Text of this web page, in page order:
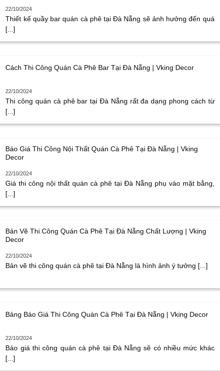
22/10/2024
Thiết kế quầy bar quán cà phê tại Đà Nẵng sẽ ảnh hưởng đến quá
[...]
Cách Thi Công Quán Cà Phê Bar Tại Đà Nẵng | Vking Decor
22/10/2024
Thi công quán cà phê bar tại Đà Nẵng rất đa dạng phong cách từ
[...]
Báo Giá Thi Công Nội Thất Quán Cà Phê Tại Đà Nẵng | Vking
Decor
22/10/2024
Giá thi công nội thất quán cà phê tại Đà Nẵng phụ vào mặt bằng,
[...]
Bản Vẽ Thi Công Quán Cà Phê Tại Đà Nẵng Chất Lượng | Vking
Decor
22/10/2024
Bản vẽ thi công quán cà phê tại Đà Nẵng là hình ảnh ý tưởng [...]
Bảng Báo Giá Thi Công Quán Cà Phê Tại Đà Nẵng | Vking Decor
22/10/2024
Báo giá thi công quán cà phê tại Đà Nẵng sẽ có nhiều mức khác
[...]